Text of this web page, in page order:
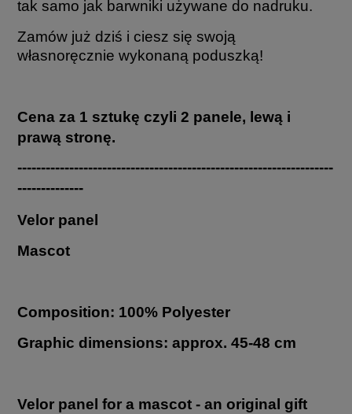
tak samo jak barwniki używane do nadruku.
Zamów już dziś i ciesz się swoją
własnoręcznie wykonaną poduszką!
Cena za 1 sztukę czyli 2 panele, lewą i
prawą stronę.
-------------------------------------------------------------------
--------------
Velor panel
Mascot
Composition: 100% Polyester
Graphic dimensions: approx. 45-48 cm
Velor panel for a mascot - an original gift